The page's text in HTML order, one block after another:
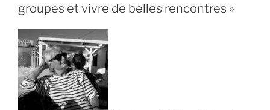
groupes et vivre de belles rencontres »